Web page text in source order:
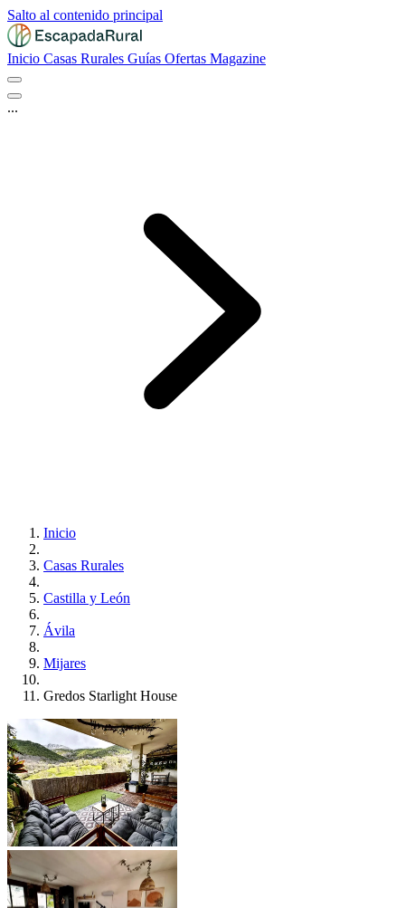
Salto al contenido principal
Inicio Casas Rurales Guías Ofertas Magazine
...
Inicio
Casas Rurales
Castilla y León
Ávila
Mijares
Gredos Starlight House